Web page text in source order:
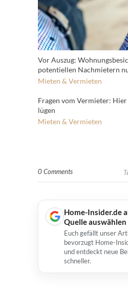
Vor Auszug:
potentiellen Nachmietern
Mieten & Vermieten
Fragen vom Vermieter:
lügen
Mieten & Vermieten
0 Comments
Home-Insider.de
Quelle auswählen
Euch gefällt unser
bevorzugt Home-
und entdeckt neue
schneller.